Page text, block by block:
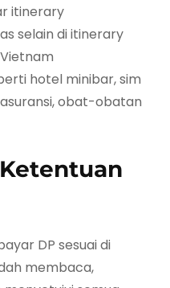
itinerary
selain di itinerary
hotel minibar, sim
obat-obatan
DP sesuai di
membaca,